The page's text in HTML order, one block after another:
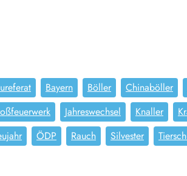
Bayern Böller Chinaböller
Jahreswechsel Knaller
ÖDP Rauch Silvester